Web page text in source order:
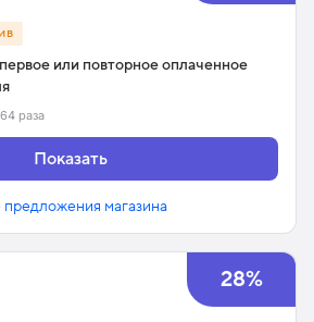
или повторное оплаченное
раза
Показать
предложения магазина
28%